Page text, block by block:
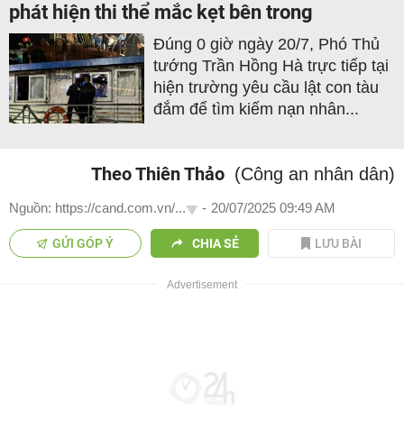
phát hiện thi thể mắc kẹt bên trong
Đúng 0 giờ ngày 20/7, Phó Thủ
tướng Trần Hồng Hà trực tiếp tại
hiện trường yêu cầu lật con tàu
đắm để tìm kiếm nạn nhân...
Theo Thiên Thảo (Công an nhân dân)
Nguồn: https://cand.com.vn/... - 20/07/2025 09:49 AM
GỬI GÓP Ý CHIA SẺ LƯU BÀI